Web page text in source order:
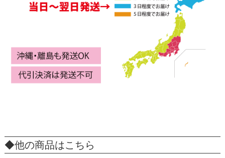
◆他の商品はこちら